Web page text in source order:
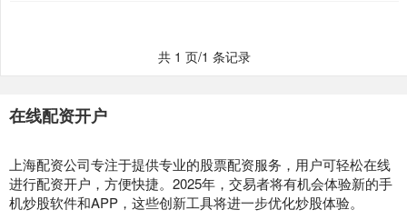
共 1 页/1 条记录
在线配资开户
上海配资公司专注于提供专业的股票配资服务，用户可轻松在线
进行配资开户，方便快捷。2025年，交易者将有机会体验新的手
机炒股软件和APP，这些创新工具将进一步优化炒股体验。